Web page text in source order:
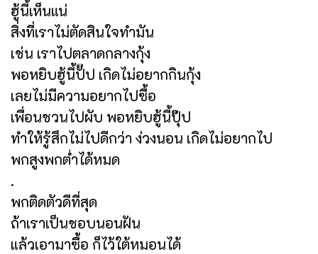
ฮู้นี้เห็นแน่
สิ่งที่เราไม่ตัดสินใจทำมัน
เช่น เราไปตลาดกลางกุ้ง
พอหยิบฮู้นี้ปั๊ป เกิดไม่อยากกินกุ้ง
เลยไม่มีความอยากไปซื้อ
เพื่อนชวนไปผับ พอหยิบฮู้นี้ปุ๊ป
ทำให้รู้สึกไม่ไปดีกว่า ง่วงนอน เกิดไม่อยากไป
พกสูงพกต่ำได้หมด
.
พกติดตัวดีที่สุด
ถ้าเราเป็นชอบนอนฝัน
แล้วเอามาซื้อ ก็ไว้ใต้หมอนได้